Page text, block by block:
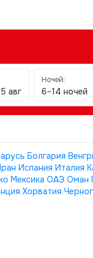
авг
Ночей:
6–14 ночей
Болгария
Испания Италия
Мексика ОАЭ Оман
Хорватия